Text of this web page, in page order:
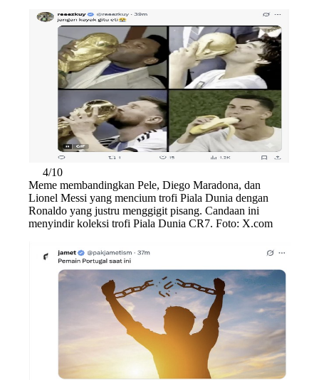
4/10
Meme membandingkan Pele, Diego Maradona, dan
Lionel Messi yang mencium trofi Piala Dunia dengan
Ronaldo yang justru menggigit pisang. Candaan ini
menyindir koleksi trofi Piala Dunia CR7. Foto: X.com